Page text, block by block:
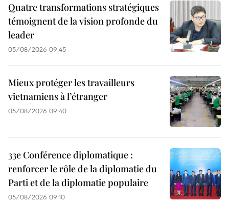
Quatre transformations stratégiques
témoignent de la vision profonde du
leader
05/08/2026 09:45
Mieux protéger les travailleurs
vietnamiens à l’étranger
05/08/2026 09:40
33e Conférence diplomatique :
renforcer le rôle de la diplomatie du
Parti et de la diplomatie populaire
05/08/2026 09:10